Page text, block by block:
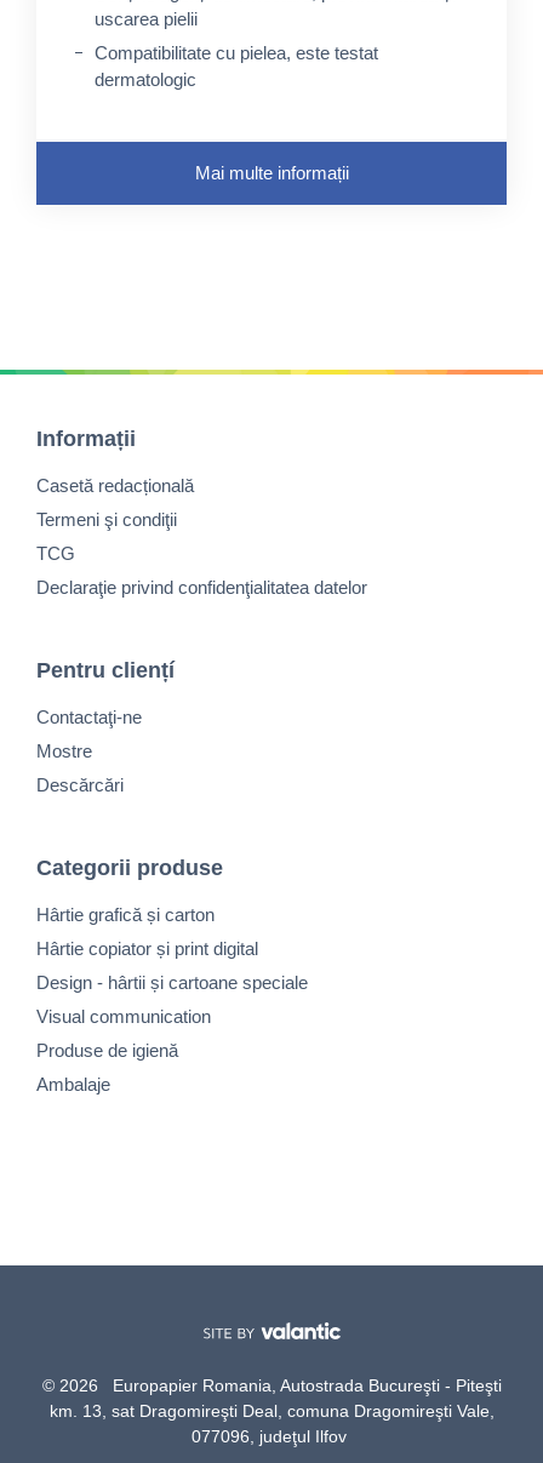
uscarea pielii
Compatibilitate cu pielea, este testat
dermatologic
Mai multe informații
Informații
Casetă redacțională
Termeni şi condiţii
TCG
Declaraţie privind confidenţialitatea datelor
Pentru cliențí
Contactaţi-ne
Mostre
Descărcări
Categorii produse
Hârtie grafică și carton
Hârtie copiator și print digital
Design - hârtii și cartoane speciale
Visual communication
Produse de igienă
Ambalaje
© 2026 Europapier Romania, Autostrada Bucureşti - Piteşti
km. 13, sat Dragomireşti Deal, comuna Dragomireşti Vale,
077096, judeţul Ilfov